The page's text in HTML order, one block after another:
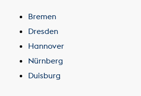
Bremen
Dresden
Hannover
Nürnberg
Duisburg